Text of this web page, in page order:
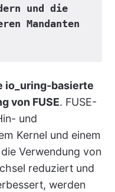
und die
Mandanten
io_uring-basierte
von FUSE. FUSE-
und
Kernel und einem
Verwendung von
reduziert und
werden